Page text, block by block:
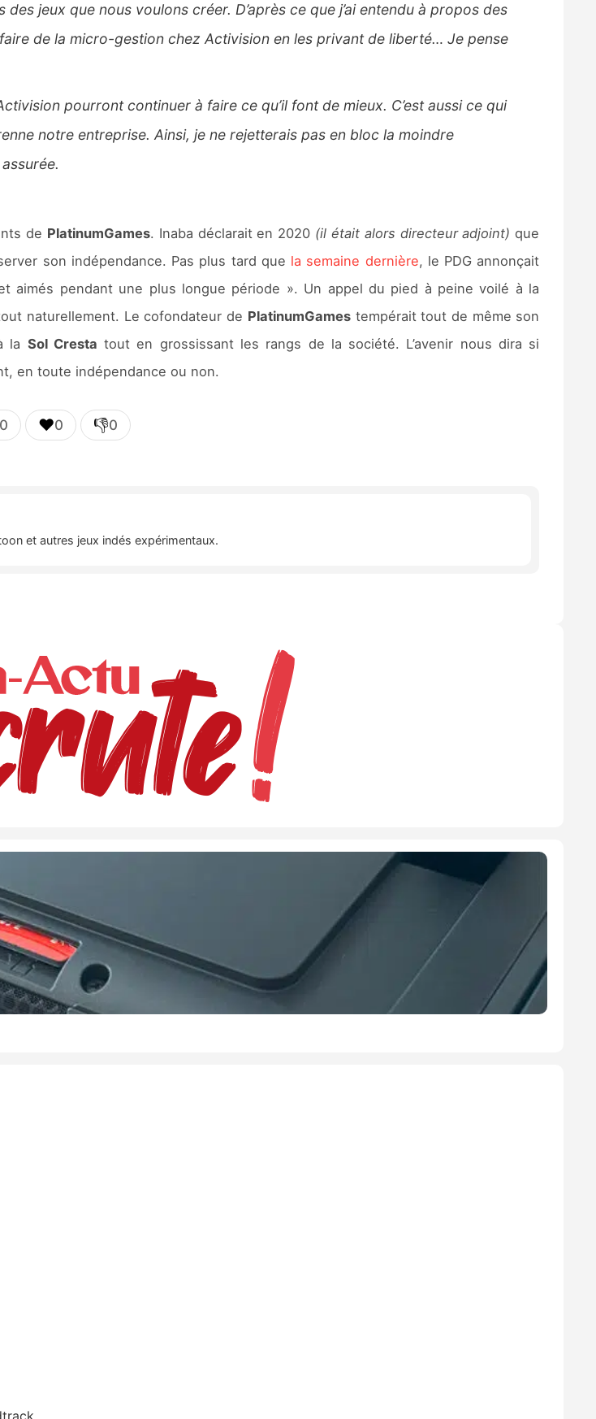
jeux que nous voulons créer. D’après ce que j’ai entendu à propos des
de la micro-gestion chez Activision en les privant de liberté… Je pense
pourront continuer à faire ce qu’il font de mieux. C’est aussi ce qui
notre entreprise. Ainsi, je ne rejetterais pas en bloc la moindre
de PlatinumGames. Inaba déclarait en 2020 (il était alors directeur adjoint) que
son indépendance. Pas plus tard que la semaine dernière, le PDG annonçait
pendant une plus longue période ». Un appel du pied à peine voilé à la
naturellement. Le cofondateur de PlatinumGamestempérait tout de même son
la Sol Cresta tout en grossissant les rangs de la société. L’avenir nous dira si
en toute indépendance ou non.
0 ❤️0 👎0
et autres jeux indés expérimentaux.